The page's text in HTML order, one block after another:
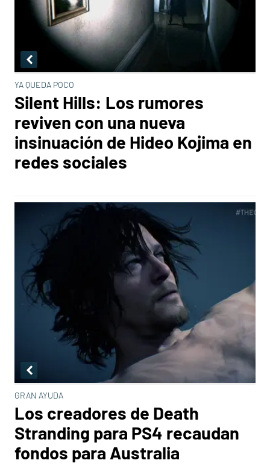
YA QUEDA POCO
Silent Hills: Los rumores
reviven con una nueva
insinuación de Hideo Kojima en
redes sociales
GRAN AYUDA
Los creadores de Death
Stranding para PS4 recaudan
fondos para Australia